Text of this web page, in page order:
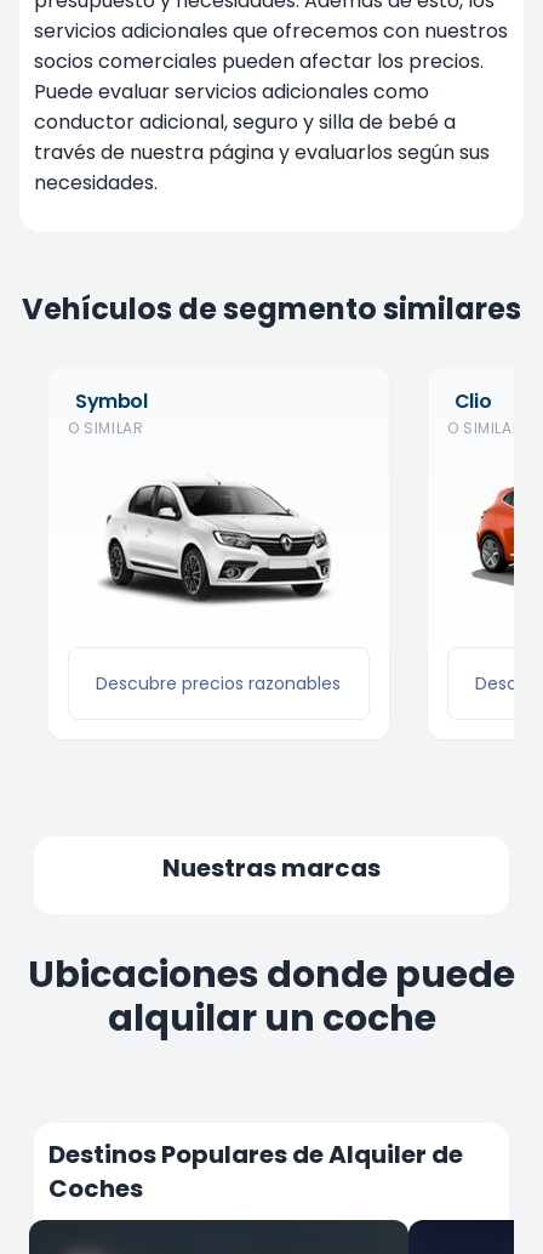
servicios adicionales que ofrecemos con nuestros
socios comerciales pueden afectar los precios.
Puede evaluar servicios adicionales como
conductor adicional, seguro y silla de bebé a
través de nuestra página y evaluarlos según sus
necesidades.
Vehículos de segmento similares
Symbol
O SIMILAR
Descubre precios razonables
Clio
O SIMILAR
Nuestras marcas
Ubicaciones donde puede
alquilar un coche
Destinos Populares de Alquiler de
Coches